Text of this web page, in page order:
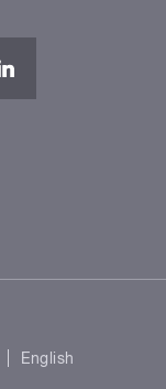
English